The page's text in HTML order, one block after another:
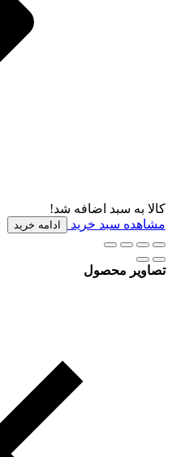
کالا به سبد اضافه شد!
مشاهده سبد خرید
ادامه خرید
تصاویر محصول